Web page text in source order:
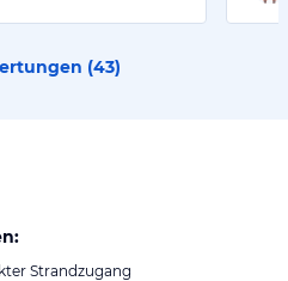
(43)
Strandzugang